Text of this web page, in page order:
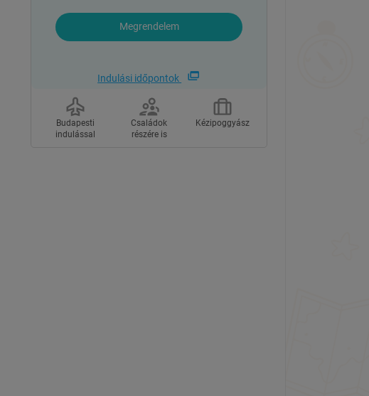
Megrendelem
Indulási időpontok
Budapesti
indulással
Családok
részére is
Kézipoggyász